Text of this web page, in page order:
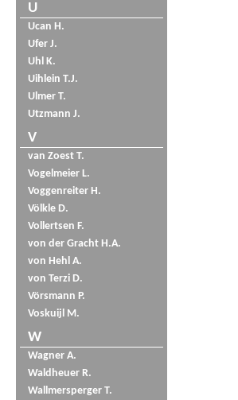
U
Ucan H.
Ufer J.
Uhl K.
Uihlein T.J.
Ulmer T.
Utzmann J.
V
van Zoest T.
Vogelmeier L.
Voggenreiter H.
Völkle D.
Vollertsen F.
von der Gracht H.A.
von Hehl A.
von Terzi D.
Vörsmann P.
Voskuijl M.
W
Wagner A.
Waldheuer R.
Wallmersperger T.